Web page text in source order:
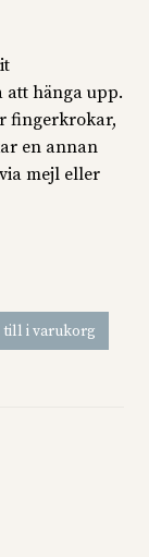
hänga upp.
fingerkrokar,
en annan
mejl eller
till i varukorg